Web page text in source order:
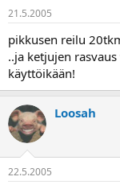
21.5.2005
pikkusen reilu
..ja ketjujen
käyttöikään!
Loosah
22.5.2005